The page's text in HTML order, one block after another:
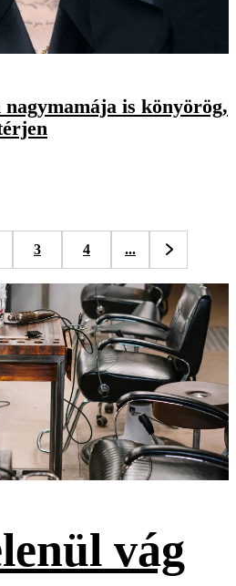
is könyörög,
3 4 ...
vág